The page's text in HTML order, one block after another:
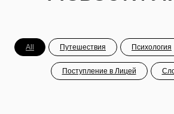
All Путешествия Психология
Поступление в Лицей